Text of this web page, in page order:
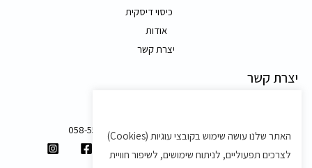
כיסוי דיסקית
אודות
יצרת קשר
יצרת קשר
058-5557588
shvartz.order@gmail.com
האתר שלנו עושה שימוש בקובצי עוגיות (Cookies)
לצרכים תפעוליים, לניתוח שימושים, לשיפור חוויית